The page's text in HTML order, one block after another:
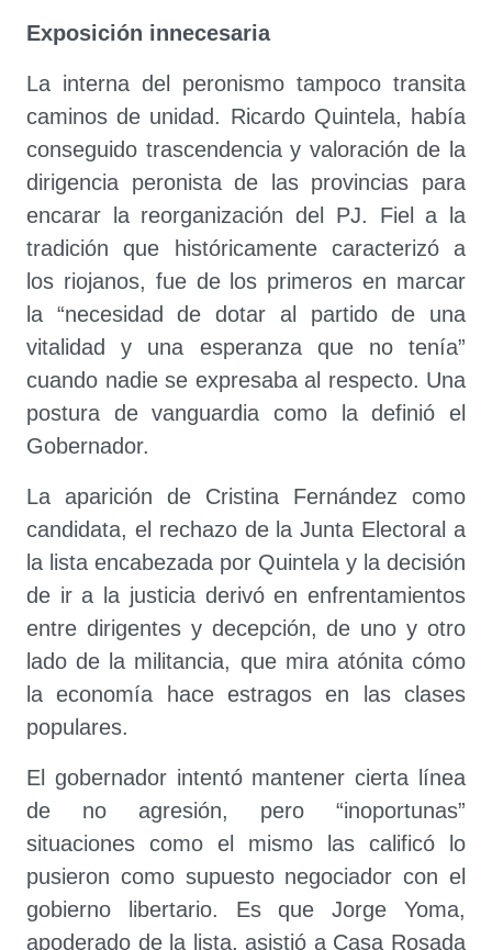
Exposición innecesaria
La interna del peronismo tampoco transita
caminos de unidad. Ricardo Quintela, había
conseguido trascendencia y valoración de la
dirigencia peronista de las provincias para
encarar la reorganización del PJ. Fiel a la
tradición que históricamente caracterizó a
los riojanos, fue de los primeros en marcar
la “necesidad de dotar al partido de una
vitalidad y una esperanza que no tenía”
cuando nadie se expresaba al respecto. Una
postura de vanguardia como la definió el
Gobernador.
La aparición de Cristina Fernández como
candidata, el rechazo de la Junta Electoral a
la lista encabezada por Quintela y la decisión
de ir a la justicia derivó en enfrentamientos
entre dirigentes y decepción, de uno y otro
lado de la militancia, que mira atónita cómo
la economía hace estragos en las clases
populares.
El gobernador intentó mantener cierta línea
de no agresión, pero “inoportunas”
situaciones como el mismo las calificó lo
pusieron como supuesto negociador con el
gobierno libertario. Es que Jorge Yoma,
apoderado de la lista, asistió a Casa Rosada